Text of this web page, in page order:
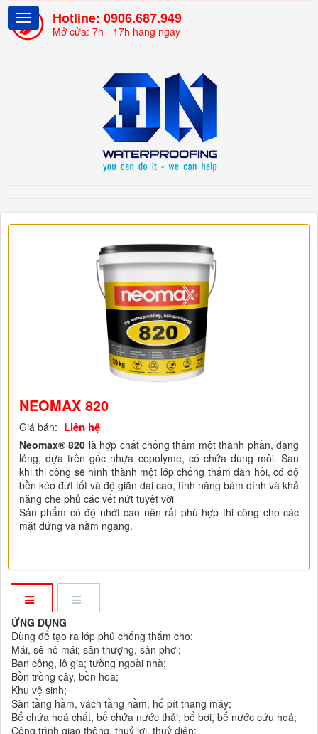
Hotline: 0906.687.949
Mở cửa: 7h - 17h hàng ngày
NEOMAX 820
Giá bán: Liên hệ
Neomax® 820 là hợp chất chống thấm một thành phần, dạng
lỏng, dựa trên gốc nhựa copolyme, có chứa dung môi. Sau
khi thi công sẽ hình thành một lớp chống thấm đàn hồi, có độ
bền kéo đứt tốt và độ giãn dài cao, tính năng bám dính và khả
năng che phủ các vết nứt tuyệt vời
Sản phẩm có độ nhớt cao nên rất phù hợp thi công cho các
mặt đứng và nằm ngang.
ỨNG DỤNG
Dùng để tạo ra lớp phủ chống thấm cho:
Mái, sê nô mái; sân thượng, sân phơi;
Ban công, lô gia; tường ngoài nhà;
Bồn trồng cây, bồn hoa;
Khu vệ sinh;
Sàn tầng hầm, vách tầng hầm, hố pít thang máy;
Bể chứa hoá chất, bể chứa nước thải; bể bơi, bể nước cứu hoả;
Công trình giao thông, thuỷ lợi, thuỷ điện;